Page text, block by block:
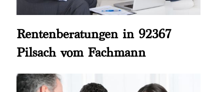
Rentenberatungen in 92367
Pilsach vom Fachmann